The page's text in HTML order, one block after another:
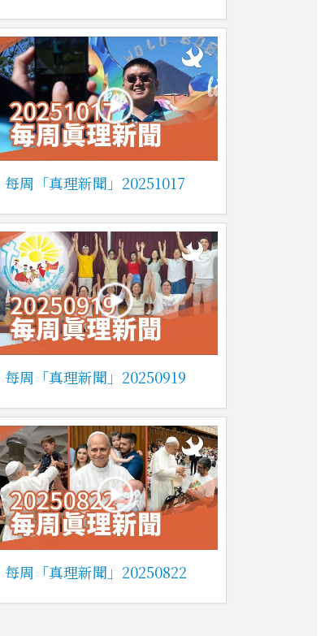
每周「真理新聞」20251017
每周「真理新聞」20250919
每周「真理新聞」20250822